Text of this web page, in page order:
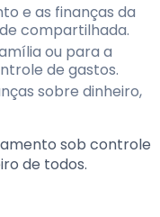
e as finanças da
compartilhada.
ou para a
de gastos.
sobre dinheiro,
sob controle
de todos.